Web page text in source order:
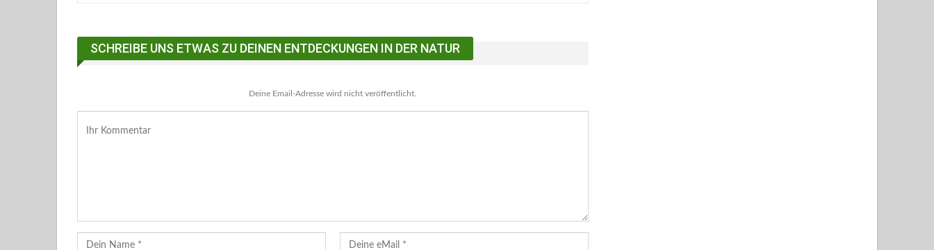
SCHREIBE UNS ETWAS ZU DEINEN ENTDECKUNGEN IN DER NATUR
Deine Email-Adresse wird nicht veröffentlicht.